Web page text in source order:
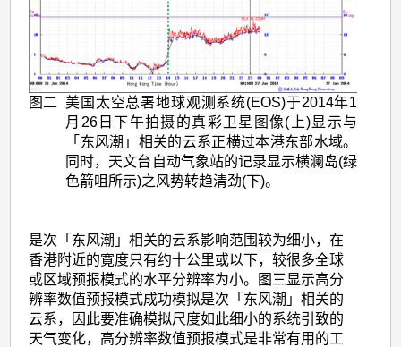
图二
美国太空总署地球观测系统(EOS)于2014年1
月26日下午拍摄的真彩卫星图像(上)显示与
「东风潮」相关的云系正横过本港东部水域。
同时，天文台自动气象站的记录显示横澜岛(绿
色箭咀所示)之风势转趋清劲(下)。
是次「东风潮」相关的云系影响范围较为细小，在
香港附近的寛度只有约十公里或以下，较很多全球
或区域预报模式的水平分辨率为小。图三显示高分
辨率数值预报模式成功模拟是次「东风潮」相关的
云系，因此要准确模拟尺度如此细小的系统引致的
天气变化，高分辨率数值预报模式是非常有用的工